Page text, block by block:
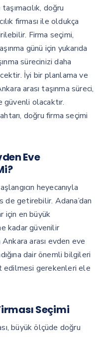
doğru
firması ile oldukça
Firma seçimi,
günü için yukarıda
sürecinizi daha
İyi bir planlama ve
arası taşınma süreci,
güvenli olacaktır.
doğru firma seçimi
Eve
heyecanıyla
getirebilir. Adana’dan
için en büyük
kadar güvenilir
arası evden eve
dair önemli bilgileri
edilmesi gerekenleri ele
Seçimi
büyük ölçüde doğru